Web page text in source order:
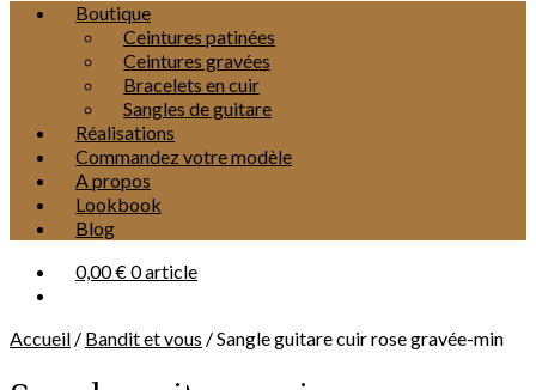
Boutique
Ceintures patinées
Ceintures gravées
Bracelets en cuir
Sangles de guitare
Réalisations
Commandez votre modèle
A propos
Lookbook
Blog
0,00 €0 article
Accueil / Bandit et vous /Sangle guitare cuir rose gravée-min